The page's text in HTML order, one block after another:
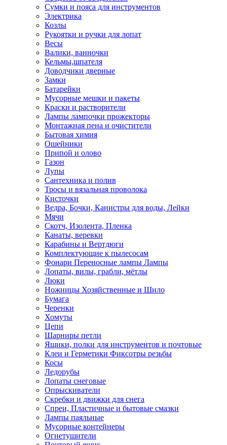
Сумки и пояса для инструментов
Электрика
Козлы
Рукоятки и ручки для лопат
Весы
Валики, ванночки
Кельмы,шпателя
Доводчики дверные
Замки
Батарейки
Мусорные мешки и пакеты
Краски и растворители
Лампы лампочки прожекторы
Монтажная пена и очистители
Бытовая химия
Ошейники
Припой и олово
Газон
Лупы
Сантехника и полив
Тросы и вязальная проволока
Кисточки
Ведра, Бочки, Канистры для воды, Лейки
Мячи
Скотч, Изолента, Пленка
Канаты, веревки
Карабины и Вертдюги
Комплектующие к пылесосам
Фонари Переносные лампы Лампы
Лопаты, вилы, грабли, мётлы
Люки
Ножницы Хозяйственные и Шило
Бумага
Черенки
Хомуты
Цепи
Шарниры петли
Ящики, полки для инструментов и почтовые
Клеи и Герметики Фиксотры резьбы
Косы
Ледорубы
Лопаты снеговые
Опрыскиватели
Скребки и движки для снега
Спреи, Пластичные и бытовые смазки
Лампы паяльные
Мусорные контейнеры
Огнетушители